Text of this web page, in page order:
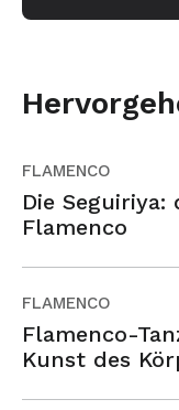
FLAMENCO
Die
Flamenco
FLAMENCO
Flamenco-
Kunst des